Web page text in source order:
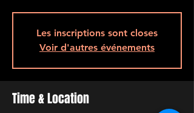
Les inscriptions sont closes
Voir d'autres événements
Time & Location